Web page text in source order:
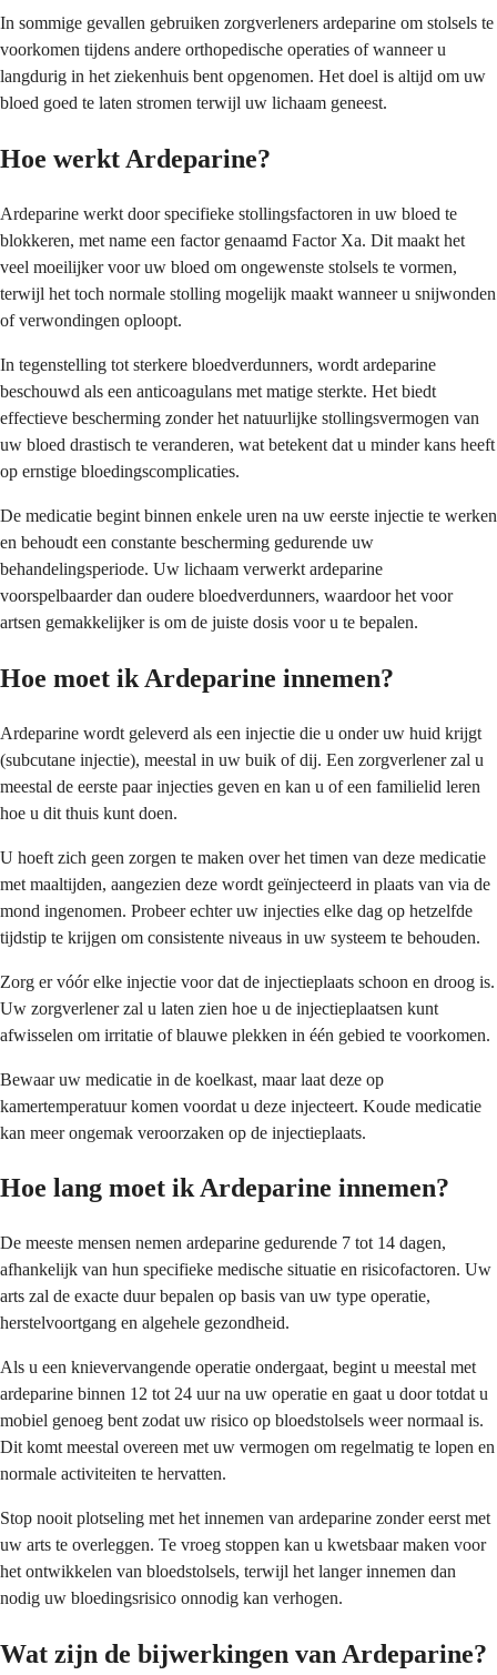
In sommige gevallen gebruiken zorgverleners ardeparine om stolsels te
voorkomen tijdens andere orthopedische operaties of wanneer u
langdurig in het ziekenhuis bent opgenomen. Het doel is altijd om uw
bloed goed te laten stromen terwijl uw lichaam geneest.
Hoe werkt Ardeparine?
Ardeparine werkt door specifieke stollingsfactoren in uw bloed te
blokkeren, met name een factor genaamd Factor Xa. Dit maakt het
veel moeilijker voor uw bloed om ongewenste stolsels te vormen,
terwijl het toch normale stolling mogelijk maakt wanneer u snijwonden
of verwondingen oploopt.
In tegenstelling tot sterkere bloedverdunners, wordt ardeparine
beschouwd als een anticoagulans met matige sterkte. Het biedt
effectieve bescherming zonder het natuurlijke stollingsvermogen van
uw bloed drastisch te veranderen, wat betekent dat u minder kans heeft
op ernstige bloedingscomplicaties.
De medicatie begint binnen enkele uren na uw eerste injectie te werken
en behoudt een constante bescherming gedurende uw
behandelingsperiode. Uw lichaam verwerkt ardeparine
voorspelbaarder dan oudere bloedverdunners, waardoor het voor
artsen gemakkelijker is om de juiste dosis voor u te bepalen.
Hoe moet ik Ardeparine innemen?
Ardeparine wordt geleverd als een injectie die u onder uw huid krijgt
(subcutane injectie), meestal in uw buik of dij. Een zorgverlener zal u
meestal de eerste paar injecties geven en kan u of een familielid leren
hoe u dit thuis kunt doen.
U hoeft zich geen zorgen te maken over het timen van deze medicatie
met maaltijden, aangezien deze wordt geïnjecteerd in plaats van via de
mond ingenomen. Probeer echter uw injecties elke dag op hetzelfde
tijdstip te krijgen om consistente niveaus in uw systeem te behouden.
Zorg er vóór elke injectie voor dat de injectieplaats schoon en droog is.
Uw zorgverlener zal u laten zien hoe u de injectieplaatsen kunt
afwisselen om irritatie of blauwe plekken in één gebied te voorkomen.
Bewaar uw medicatie in de koelkast, maar laat deze op
kamertemperatuur komen voordat u deze injecteert. Koude medicatie
kan meer ongemak veroorzaken op de injectieplaats.
Hoe lang moet ik Ardeparine innemen?
De meeste mensen nemen ardeparine gedurende 7 tot 14 dagen,
afhankelijk van hun specifieke medische situatie en risicofactoren. Uw
arts zal de exacte duur bepalen op basis van uw type operatie,
herstelvoortgang en algehele gezondheid.
Als u een knievervangende operatie ondergaat, begint u meestal met
ardeparine binnen 12 tot 24 uur na uw operatie en gaat u door totdat u
mobiel genoeg bent zodat uw risico op bloedstolsels weer normaal is.
Dit komt meestal overeen met uw vermogen om regelmatig te lopen en
normale activiteiten te hervatten.
Stop nooit plotseling met het innemen van ardeparine zonder eerst met
uw arts te overleggen. Te vroeg stoppen kan u kwetsbaar maken voor
het ontwikkelen van bloedstolsels, terwijl het langer innemen dan
nodig uw bloedingsrisico onnodig kan verhogen.
Wat zijn de bijwerkingen van Ardeparine?